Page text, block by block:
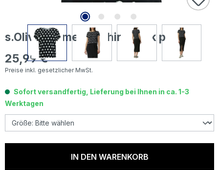
s.Oliver Damen T-Shirt black print
Regulärer Preis:
25,99 €
Preise inkl. gesetzlicher MwSt.
Sofort versandfertig, Lieferung bei Ihnen in ca. 1-3
Werktagen
IN DEN WARENKORB